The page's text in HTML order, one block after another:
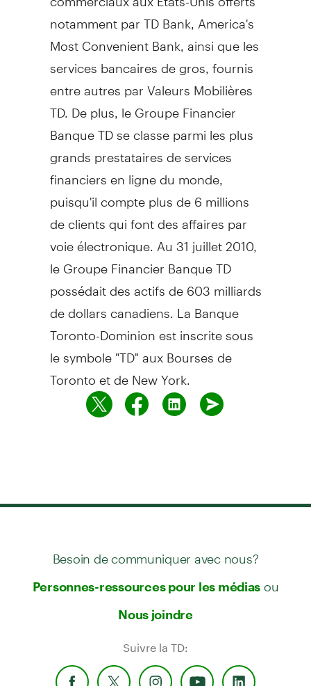
notamment par TD Bank, America's
Most Convenient Bank, ainsi que les
services bancaires de gros, fournis
entre autres par Valeurs Mobilières
TD. De plus, le Groupe Financier
Banque TD se classe parmi les plus
grands prestataires de services
financiers en ligne du monde,
puisqu'il compte plus de 6 millions
de clients qui font des affaires par
voie électronique. Au 31 juillet 2010,
le Groupe Financier Banque TD
possédait des actifs de 603 milliards
de dollars canadiens. La Banque
Toronto-Dominion est inscrite sous
le symbole "TD" aux Bourses de
Toronto et de New York.
Besoin de communiquer avec nous?
Personnes-ressources pour les médias ou
Nous joindre
Suivre la TD: